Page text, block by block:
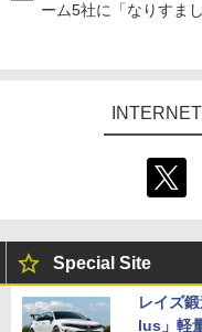
ーム5社に「なりすま
Special Site
レイズ
lus」軽